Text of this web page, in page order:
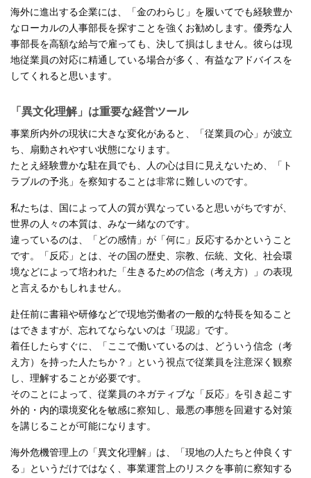
海外に進出する企業には、「金のわらじ」を履いてでも経験豊か
なローカルの人事部長を探すことを強くお勧めします。優秀な人
事部長を高額な給与で雇っても、決して損はしません。彼らは現
地従業員の対応に精通している場合が多く、有益なアドバイスを
してくれると思います。
「異文化理解」は重要な経営ツール
事業所内外の現状に大きな変化があると、「従業員の心」が波立
ち、扇動されやすい状態になります。
たとえ経験豊かな駐在員でも、人の心は目に見えないため、「ト
ラブルの予兆」を察知することは非常に難しいのです。
私たちは、国によって人の質が異なっていると思いがちですが、
世界の人々の本質は、みな一緒なのです。
違っているのは、「どの感情」が「何に」反応するかということ
です。「反応」とは、その国の歴史、宗教、伝統、文化、社会環
境などによって培われた「生きるための信念（考え方）」の表現
と言えるかもしれません。
赴任前に書籍や研修などで現地労働者の一般的な特長を知ること
はできますが、忘れてならないのは「現認」です。
着任したらすぐに、「ここで働いているのは、どういう信念（考
え方）を持った人たちか？」という視点で従業員を注意深く観察
し、理解することが必要です。
そのことによって、従業員のネガティブな「反応」を引き起こす
外的・内的環境変化を敏感に察知し、最悪の事態を回避する対策
を講じることが可能になります。
海外危機管理上の「異文化理解」は、「現地の人たちと仲良くす
る」というだけではなく、事業運営上のリスクを事前に察知する